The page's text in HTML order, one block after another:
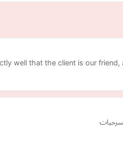
well that the client is our